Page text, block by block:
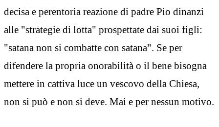
decisa e perentoria reazione di padre Pio dinanzi
alle "strategie di lotta" prospettate dai suoi figli:
"satana non si combatte con satana". Se per
difendere la propria onorabilità o il bene bisogna
mettere in cattiva luce un vescovo della Chiesa,
non si può e non si deve. Mai e per nessun motivo.